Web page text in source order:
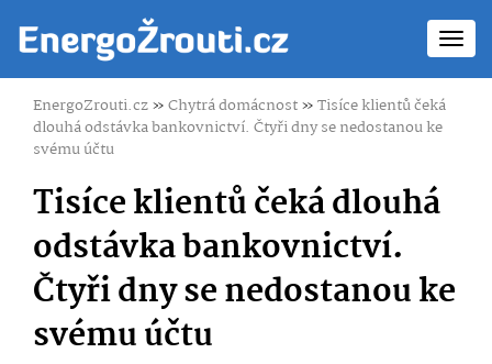
EnergoZrouti.cz»Chytrá domácnost»Tisíce klientů čeká
dlouhá odstávka bankovnictví. Čtyři dny se nedostanou ke
svému účtu
Tisíce klientů čeká dlouhá
odstávka bankovnictví.
Čtyři dny se nedostanou ke
svému účtu